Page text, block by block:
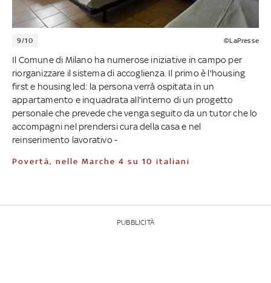
9/10 ©LaPresse
Il Comune di Milano ha numerose iniziative in campo per
riorganizzare il sistema di accoglienza. Il primo è l'housing
first e housing led: la persona verrà ospitata in un
appartamento e inquadrata all'interno di un progetto
personale che prevede che venga seguito da un tutor che lo
accompagni nel prendersi cura della casa e nel
reinserimento lavorativo -
Povertà, nelle Marche 4 su 10 italiani
PUBBLICITÀ